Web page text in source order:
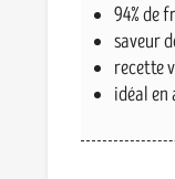
94% de
saveur
recette
idéal